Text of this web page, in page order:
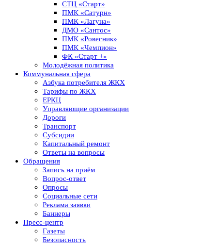
СТЦ «Старт»
ПМК «Сатурн»
ПМК «Лагуна»
ДМО «Сантос»
ПМК «Ровесник»
ПМК «Чемпион»
ФК «Старт +»
Молодёжная политика
Коммунальная сфера
Азбука потребителя ЖКХ
Тарифы по ЖКХ
ЕРКЦ
Управляющие организации
Дороги
Транспорт
Субсидии
Капитальный ремонт
Ответы на вопросы
Обращения
Запись на приём
Вопрос-ответ
Опросы
Социальные сети
Реклама заявки
Баннеры
Пресс-центр
Газеты
Безопасность